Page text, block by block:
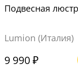
Подвесная
Lumion (Италия)
9 990 ₽